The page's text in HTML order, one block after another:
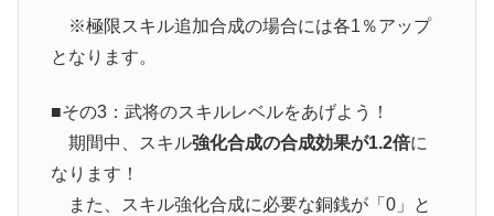
※極限スキル追加合成の場合には各1％アップ
となります。
■その3：武将のスキルレベルをあげよう！
期間中、スキル強化合成の合成効果が1.2倍に
なります！
また、スキル強化合成に必要な銅銭が「0」と